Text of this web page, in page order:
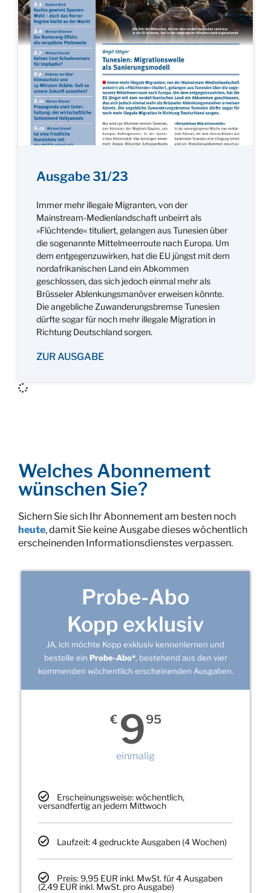
Ausgabe 31/23
Immer mehr illegale Migranten, von der
Mainstream-Medienlandschaft unbeirrt als
»Flüchtende« tituliert, gelangen aus Tunesien über
die sogenannte Mittelmeerroute nach Europa. Um
dem entgegenzuwirken, hat die EU jüngst mit dem
nordafrikanischen Land ein Abkommen
geschlossen, das sich jedoch einmal mehr als
Brüsseler Ablenkungsmanöver erweisen könnte.
Die angebliche Zuwanderungsbremse Tunesien
dürfte sogar für noch mehr illegale Migration in
Richtung Deutschland sorgen.
ZUR AUSGABE
Welches Abonnement
wünschen Sie?
Sichern Sie sich Ihr Abonnement am besten noch
heute, damit Sie keine Ausgabe dieses wöchentlich
erscheinenden Informationsdienstes verpassen.
Probe-Abo
Kopp exklusiv
JA, ich möchte Kopp exklusiv kennenlernen und
bestelle ein Probe-Abo*, bestehend aus den vier
kommenden wöchentlich erscheinenden Ausgaben.
€ 995
einmalig
Erscheinungsweise: wöchentlich,
versandfertig an jedem Mittwoch
Laufzeit: 4 gedruckte Ausgaben (4 Wochen)
Preis: 9,95 EUR inkl. MwSt. für 4 Ausgaben
(2,49 EUR inkl. MwSt. pro Ausgabe)